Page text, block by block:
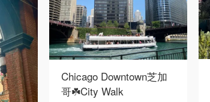
Chicago Downtown芝加
哥☘️City Walk